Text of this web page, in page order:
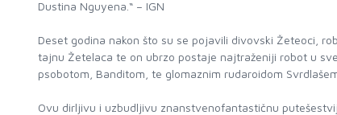
Dustina Nguyena.“ – IGN
Deset godina nakon što su se pojavili divovski Žeteoci,
tajnu Žetelaca te on ubrzo postaje najtraženiji robot u
psobotom, Banditom, te glomaznim rudaroidom
Ovu dirljivu i uzbudljivu znanstvenofantastičnu